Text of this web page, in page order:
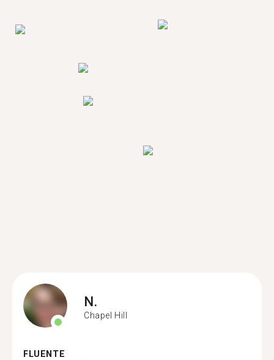
N.
Chapel Hill
FLUENTE